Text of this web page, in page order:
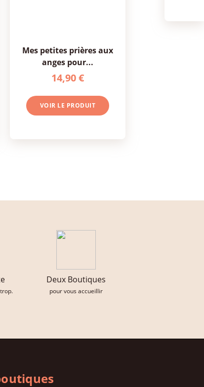
mes petites prières aux
anges pour...
14,90 €
VOIR LE PRODUIT
Deux Boutiques
pour vous accueillir